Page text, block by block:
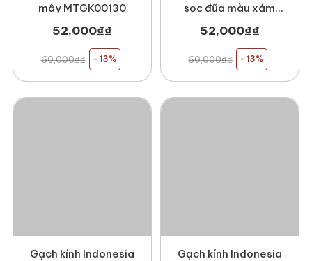
mây MTGK00130
52,000₫₫
60,000₫₫ - 13%
sọc đũa màu xám
MTGK 00101
52,000₫₫
60,000₫₫ - 13%
Gạch kính Indonesia
Gạch kính Indonesia